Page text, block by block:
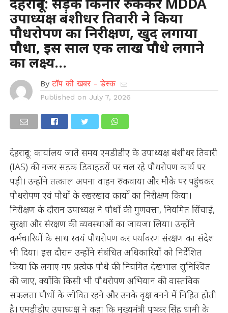
उपाध्यक्ष बंशीधर तिवारी ने किया
पौधरोपण का निरीक्षण, खुद लगाया
पौधा, इस साल एक लाख पौधे लगाने
का लक्ष्य…
By टॉप की खबर - डेस्क
Published on July 7, 2026
देहरादून: कार्यालय जाते समय एमडीडीए के उपाध्यक्ष बंशीधर तिवारी
(IAS) की नजर सड़क डिवाइडरों पर चल रहे पौधरोपण कार्य पर
पड़ी। उन्होंने तत्काल अपना वाहन रुकवाया और मौके पर पहुंचकर
पौधरोपण एवं पौधों के रखरखाव कार्यों का निरीक्षण किया।
निरीक्षण के दौरान उपाध्यक्ष ने पौधों की गुणवत्ता, नियमित सिंचाई,
सुरक्षा और संरक्षण की व्यवस्थाओं का जायजा लिया। उन्होंने
कर्मचारियों के साथ स्वयं पौधरोपण कर पर्यावरण संरक्षण का संदेश
भी दिया। इस दौरान उन्होंने संबंधित अधिकारियों को निर्देशित
किया कि लगाए गए प्रत्येक पौधे की नियमित देखभाल सुनिश्चित
की जाए, क्योंकि किसी भी पौधरोपण अभियान की वास्तविक
सफलता पौधों के जीवित रहने और उनके वृक्ष बनने में निहित होती
है। एमडीडीए उपाध्यक्ष ने कहा कि मुख्यमंत्री पुष्कर सिंह धामी के